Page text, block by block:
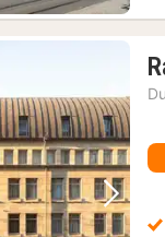
(11)